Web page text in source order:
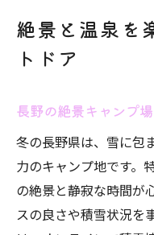
絶景と温泉を
トドア
長野の絶景キャンプ
冬の長野県は、雪に包
力のキャンプ地です。
の絶景と静寂な時間が
スの良さや積雪状況を